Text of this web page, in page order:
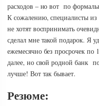
расходов – но вот по
К сожалению, специалисты
не хотят воспринимать
сделал мне такой подарок. Я
ежемесячно без просрочек по
далее, но свой родной банк
лучше! Вот так бывает.
Резюме: